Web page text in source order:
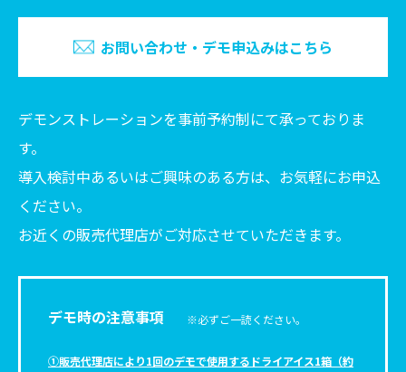
お問い合わせ・デモ申込みはこちら
デモンストレーションを事前予約制にて承っておりま
す。
導入検討中あるいはご興味のある方は、お気軽にお申込
ください。
お近くの販売代理店がご対応させていただきます。
デモ時の注意事項 ※必ずご一読ください。
①販売代理店により1回のデモで使用するドライアイス1箱（約